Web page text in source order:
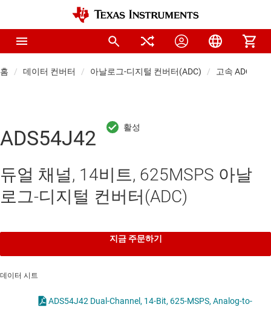
홈 데이터 컨버터 아날로그-디지털 컨버터(ADC) 고속 ADC(≥10
ADS54J42
듀얼 채널, 14비트, 625MSPS 아날
로그-디지털 컨버터(ADC)
지금 주문하기
데이터 시트
ADS54J42 Dual-Channel, 14-Bit, 625-MSPS, Analog-to-